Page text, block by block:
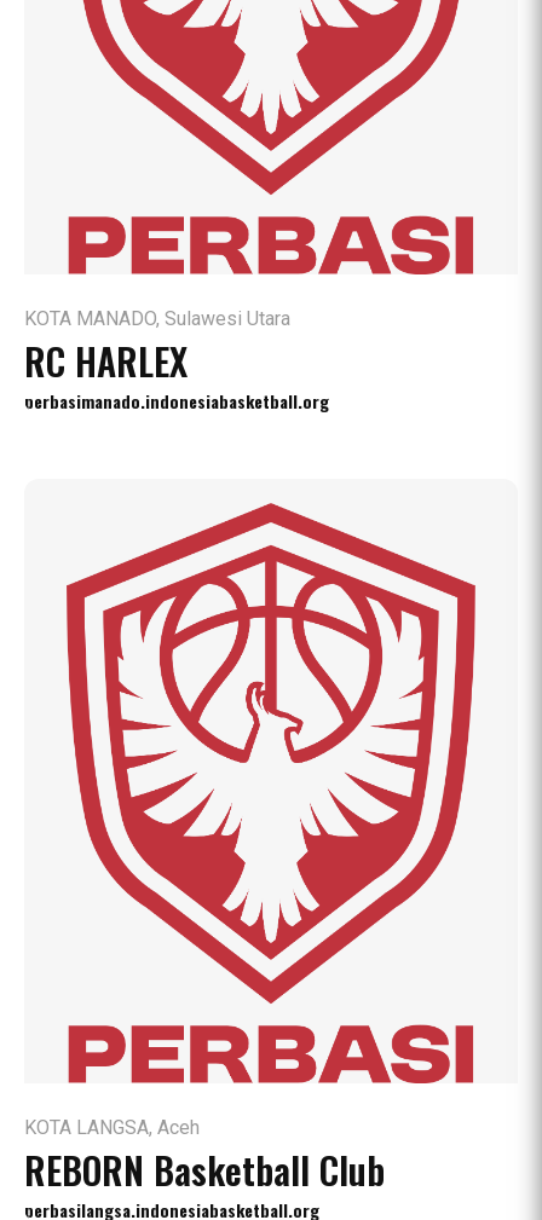
KOTA MANADO, Sulawesi Utara
RC HARLEX
perbasimanado.indonesiabasketball.org
KOTA LANGSA, Aceh
REBORN Basketball Club
perbasilangsa.indonesiabasketball.org